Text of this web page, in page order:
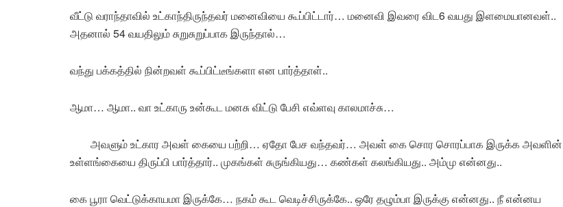
வீட்டு வராந்தாவில் உட்காந்திருந்தவர் மனைவியை கூப்பிட்டார்… மனைவி இவரை விட6 வயது இளமையானவள்..
அதனால் 54 வயதிலும் சுறுசுறுப்பாக இருந்தால்…
வந்து பக்கத்தில் நின்றவள் கூப்பிட்டீங்களா என பார்த்தாள்..
ஆமா… ஆமா.. வா உட்காரு உன்கூட மனசு விட்டு பேசி எவ்ளவு காலமாச்சு…
அவளும் உட்கார அவள் கையை பற்றி… ஏதோ பேச வந்தவர்… அவள் கை சொர சொரப்பாக இருக்க அவளின்
உள்ளங்கையை திருப்பி பார்த்தார்.. முகங்கள் சுருங்கியது… கண்கள் கலங்கியது.. அம்மு என்னது..
கை பூரா வெட்டுக்காயமா இருக்கே… நகம் கூட வெடிச்சிருக்கே.. ஒரே தழும்பா இருக்கு என்னது.. நீ என்னய